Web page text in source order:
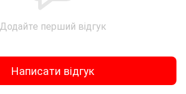
Додайте перший відгук
Написати відгук